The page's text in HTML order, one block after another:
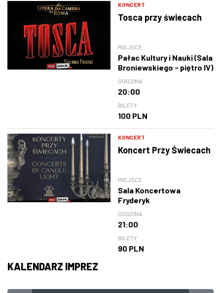
KONCERT
Tosca przy świecach
MIEJSCE
Pałac Kultury i Nauki (Sala
Broniewskiego - piętro IV)
GODZINA
20:00
BILETY
100 PLN
KONCERT
Koncert Przy Świecach
MIEJSCE
Sala Koncertowa
Fryderyk
GODZINA
21:00
BILETY
90 PLN
KALENDARZ IMPREZ